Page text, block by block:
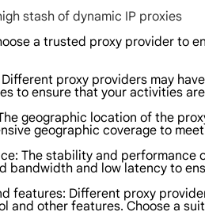
stash of dynamic IP proxies
a trusted proxy provider to
proxy providers may
to ensure that your activities
geographic location of the
geographic coverage to
The stability and
bandwidth and low latency to
features: Different proxy
and other features. Choose a